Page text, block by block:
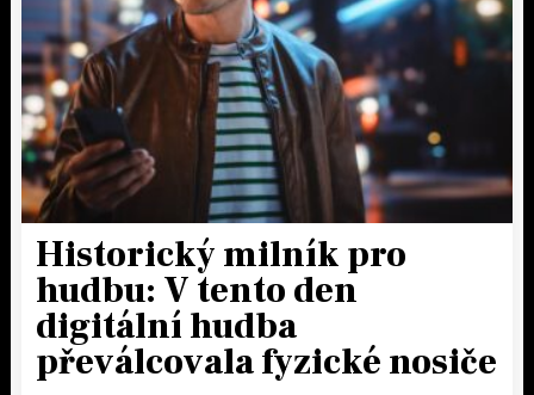
Historický milník pro
hudbu: V tento den
digitální hudba
převálcovala fyzické nosiče